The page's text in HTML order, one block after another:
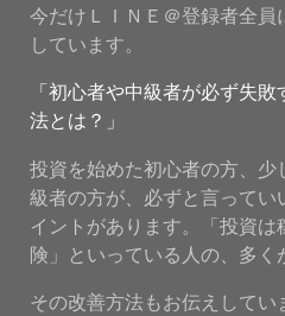
今だけＬＩＮＥ＠登録者全員
しています。
「初心者や中級者が必ず失
法とは？」
投資を始めた初心者の方、少
級者の方が、必ずと言ってい
イントがあります。「投資
険」といっている人の、多く
その改善方法もお伝えしてい